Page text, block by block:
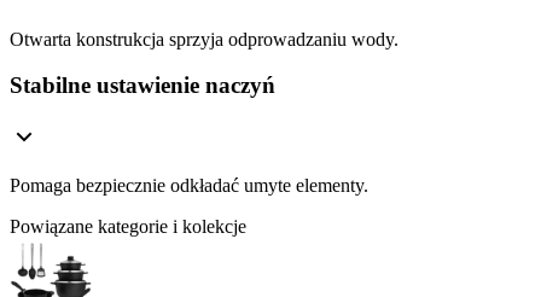
Otwarta konstrukcja sprzyja odprowadzaniu wody.
Stabilne ustawienie naczyń
Pomaga bezpiecznie odkładać umyte elementy.
Powiązane kategorie i kolekcje